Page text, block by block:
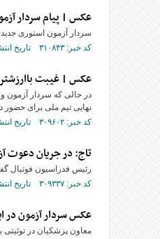
عکس | پیام سردار
سردار آزمون استوری
کد خبر: ۳۱۰۸۴۳ تاریخ انتشار : ۱۴۰۵/۰۳/۲۵
عکس | غیبت
در حالی که سردار آزمون و
نهایی تیم ملی برای حضور در جام
کد خبر: ۳۰۹۶۰۲ تاریخ انتشار : ۱۴۰۵/۰۳/۱۰
تاج: در جریان دعوت
رئیس فدراسیون فوتبال
کد خبر: ۳۰۹۳۳۷ تاریخ انتشار : ۱۴۰۵/۰۳/۰۷
عکس سردار آزمون
معاون پزشکیان در